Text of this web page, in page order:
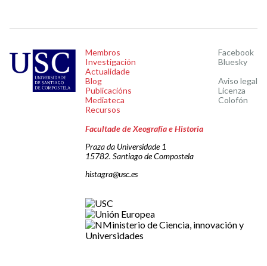
Membros
Investigación
Actualidade
Blog
Publicacións
Mediateca
Recursos
Facebook
Bluesky
Aviso legal
Licenza
Colofón
Facultade de Xeografía e Historia
Praza da Universidade 1
15782. Santiago de Compostela
histagra@usc.es